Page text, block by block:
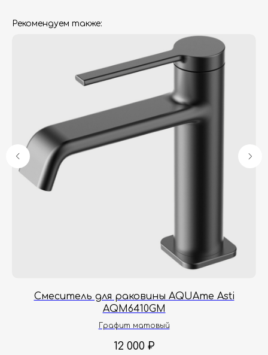
Рекомендуем также:
Смеситель для раковины AQUAme Asti
AQM6410GM
Графит матовый
12 000 ₽
Дизайнерам
Доставка и оплата
Москва, Новопесчаная улица, 19к1
+7 (495) 782-78-74
info@aquame-shop.ru
Политика конфиденциальности